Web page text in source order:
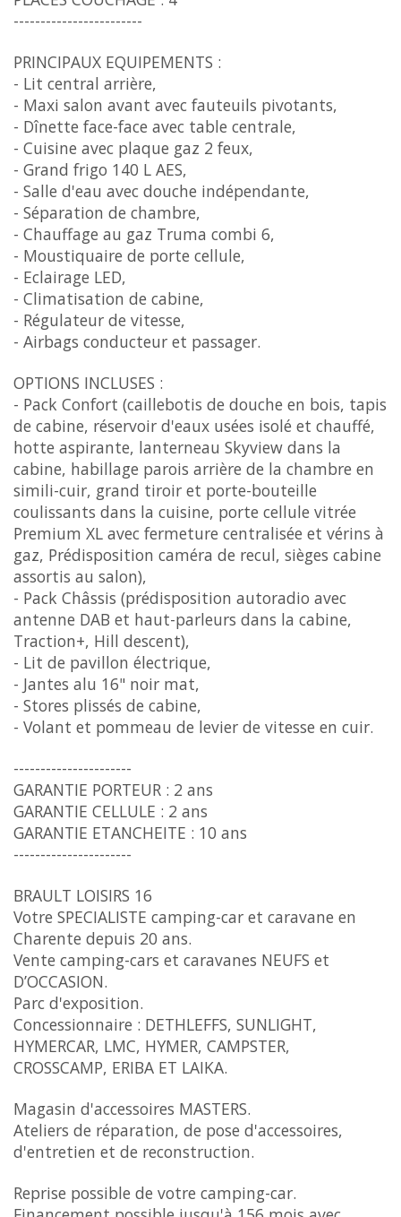
------------------------
PRINCIPAUX EQUIPEMENTS :
- Lit central arrière,
- Maxi salon avant avec fauteuils pivotants,
- Dînette face-face avec table centrale,
- Cuisine avec plaque gaz 2 feux,
- Grand frigo 140 L AES,
- Salle d'eau avec douche indépendante,
- Séparation de chambre,
- Chauffage au gaz Truma combi 6,
- Moustiquaire de porte cellule,
- Eclairage LED,
- Climatisation de cabine,
- Régulateur de vitesse,
- Airbags conducteur et passager.
OPTIONS INCLUSES :
- Pack Confort (caillebotis de douche en bois, tapis
de cabine, réservoir d'eaux usées isolé et chauffé,
hotte aspirante, lanterneau Skyview dans la
cabine, habillage parois arrière de la chambre en
simili-cuir, grand tiroir et porte-bouteille
coulissants dans la cuisine, porte cellule vitrée
Premium XL avec fermeture centralisée et vérins à
gaz, Prédisposition caméra de recul, sièges cabine
assortis au salon),
- Pack Châssis (prédisposition autoradio avec
antenne DAB et haut-parleurs dans la cabine,
Traction+, Hill descent),
- Lit de pavillon électrique,
- Jantes alu 16" noir mat,
- Stores plissés de cabine,
- Volant et pommeau de levier de vitesse en cuir.
----------------------
GARANTIE PORTEUR : 2 ans
GARANTIE CELLULE : 2 ans
GARANTIE ETANCHEITE : 10 ans
----------------------
BRAULT LOISIRS 16
Votre SPECIALISTE camping-car et caravane en
Charente depuis 20 ans.
Vente camping-cars et caravanes NEUFS et
D’OCCASION.
Parc d'exposition.
Concessionnaire : DETHLEFFS, SUNLIGHT,
HYMERCAR, LMC, HYMER, CAMPSTER,
CROSSCAMP, ERIBA ET LAIKA.
Magasin d'accessoires MASTERS.
Ateliers de réparation, de pose d'accessoires,
d'entretien et de reconstruction.
Reprise possible de votre camping-car.